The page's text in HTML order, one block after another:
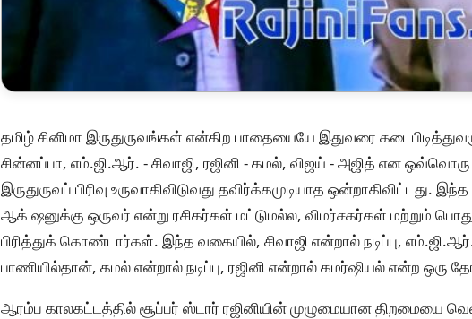
தமிழ் சினிமா இருதுருவங்கள் என்கிற பாதையையே இதுவரை
சின்னப்பா, எம்.ஜி.ஆர். - சிவாஜி, ரஜினி - கமல், விஜய் - அஜித் என
இருதுருவப் பிரிவு உருவாகிவிடுவது தவிர்க்கமுடியாத ஒன்றாகிவிட்டது.
ஆக் ஷனுக்கு ஒருவர் என்று ரசிகர்கள் மட்டுமல்ல, விமர்சகர்கள் மற்றும்
பிரித்துக் கொண்டார்கள். இந்த வகையில், சிவாஜி என்றால் நடிப்பு,
பாணியில்தான், கமல் என்றால் நடிப்பு, ரஜினி என்றால் கமர்ஷியல் என்ற ஒரு
ஆரம்ப காலகட்டத்தில் சூப்பர் ஸ்டார் ரஜினியின் முழுமையான திறமையை